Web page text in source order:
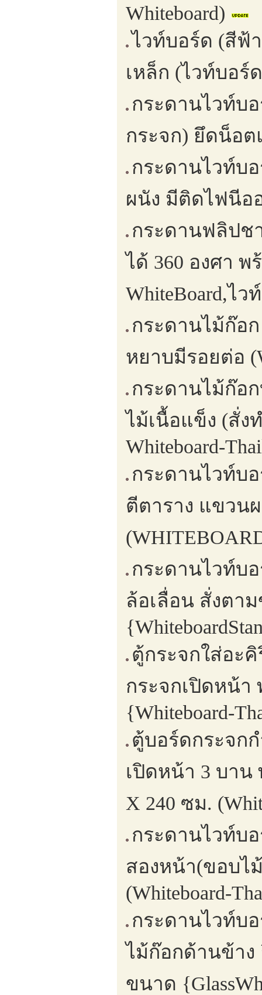
Whiteboard)
ไวท์บอร์ด (สีฟ้
เหล็ก (ไวท์บอร์
กระดานไวท์บ
กระจก) ยึดน็อต
กระดานไวท์บ
ผนัง มีติดไฟนีออ
กระดานฟลิปช
ได้ 360 องศา
WhiteBoard,ไว
กระดานไม้ก๊อ
หยาบมีรอยต่อ
กระดานไม้ก๊อ
ไม้เนื้อแข็ง (สั่ง
Whiteboard-
กระดานไวท์บ
ตีตาราง แขวน
กระดานไวท์บ
ล้อเลื่อน สั่งตา
ตู้กระจกใส่อะ
กระจกเปิดหน้
{Whiteboard-
ตู้บอร์ดกระจก
เปิดหน้า 3 บา
X 240 ซม.
กระดานไวท์บ
สองหน้า(ขอบไ
(Whiteboard-
กระดานไวท์บ
ไม้ก๊อกด้านข้า
ขนาด